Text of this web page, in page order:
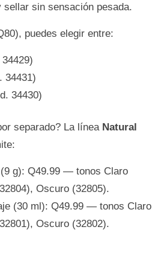
sellar sin sensación pesada.
puedes elegir entre:
34431)
34430)
separado? La línea Natural
g): Q49.99 — tonos Claro
Oscuro (32805).
(30 ml): Q49.99 — tonos Claro
Oscuro (32802).